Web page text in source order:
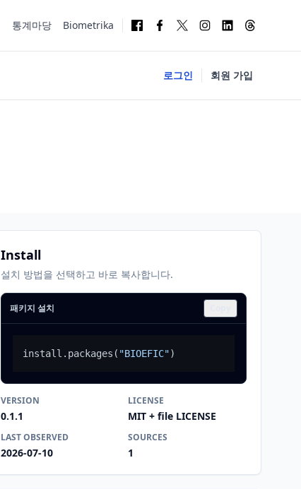
통계마당 Biometrika
로그인 회원 가입
Install
설치 방법을 선택하고 바로 복사합니다.
패키지 설치
install.packages ( "BIOEFIC")
VERSION
0.1.1
LICENSE
MIT + file LICENSE
LAST OBSERVED
2026-07-10
SOURCES
1